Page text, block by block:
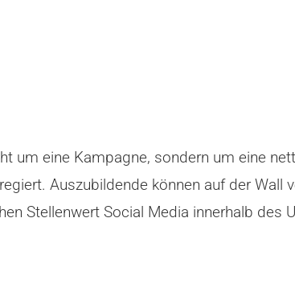
um eine Kampagne, sondern um eine
Auszubildende können auf der Wall
Stellenwert Social Media innerhalb des